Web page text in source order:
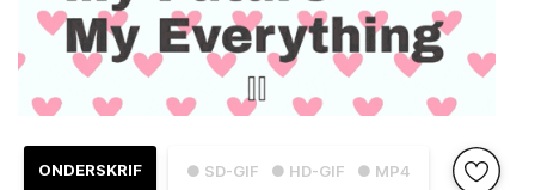
● SD-GIF ● HD-GIF ● MP4
ONDERSKRIF